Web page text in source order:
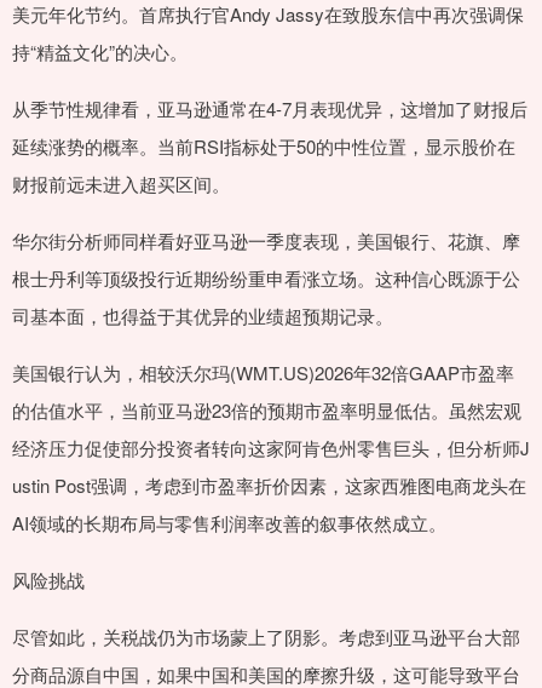
美元年化节约。首席执行官Andy Jassy在致股东信中再次强调保
持“精益文化”的决心。
从季节性规律看，亚马逊通常在4-7月表现优异，这增加了财报后
延续涨势的概率。当前RSI指标处于50的中性位置，显示股价在
财报前远未进入超买区间。
华尔街分析师同样看好亚马逊一季度表现，美国银行、花旗、摩
根士丹利等顶级投行近期纷纷重申看涨立场。这种信心既源于公
司基本面，也得益于其优异的业绩超预期记录。
美国银行认为，相较沃尔玛(WMT.US)2026年32倍GAAP市盈率
的估值水平，当前亚马逊23倍的预期市盈率明显低估。虽然宏观
经济压力促使部分投资者转向这家阿肯色州零售巨头，但分析师J
ustin Post强调，考虑到市盈率折价因素，这家西雅图电商龙头在
AI领域的长期布局与零售利润率改善的叙事依然成立。
风险挑战
尽管如此，关税战仍为市场蒙上了阴影。考虑到亚马逊平台大部
分商品源自中国，如果中国和美国的摩擦升级，这可能导致平台